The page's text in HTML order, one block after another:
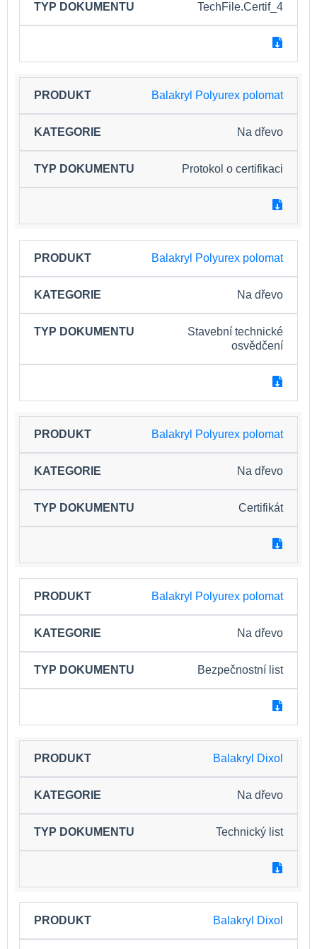
TechFile.Certif_4
Balakryl Polyurex polomat
Na dřevo
Protokol o certifikaci
Balakryl Polyurex polomat
Na dřevo
Stavební technické
osvědčení
Balakryl Polyurex polomat
Na dřevo
Certifikát
Balakryl Polyurex polomat
Na dřevo
Bezpečnostní list
Balakryl Dixol
Na dřevo
Technický list
Balakryl Dixol